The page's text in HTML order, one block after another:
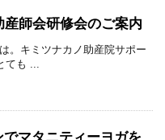
師会研修会のご案内
。キミツナカノ助産院サポー
ても ...